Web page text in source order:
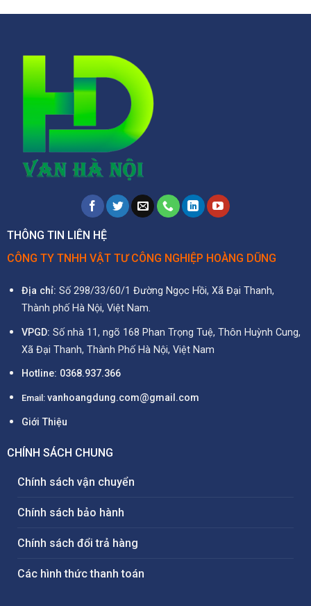
THÔNG TIN LIÊN HỆ
CÔNG TY TNHH VẬT TƯ CÔNG NGHIỆP HOÀNG DŨNG
Địa chỉ: Số 298/33/60/1 Đường Ngọc Hồi, Xã Đại Thanh,
Thành phố Hà Nội, Việt Nam.
VPGD: Số nhà 11, ngõ 168 Phan Trọng Tuệ, Thôn Huỳnh Cung,
Xã Đại Thanh, Thành Phố Hà Nội, Việt Nam
Hotline: 0368.937.366
Email: vanhoangdung.com@gmail.com
Giới Thiệu
CHÍNH SÁCH CHUNG
Chính sách vận chuyển
Chính sách bảo hành
Chính sách đổi trả hàng
Các hình thức thanh toán